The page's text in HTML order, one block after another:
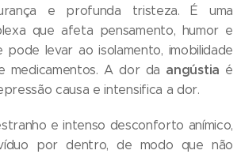
e profunda tristeza. É uma
que afeta pensamento, humor e
levar ao isolamento, imobilidade
medicamentos. A dor da angústia é
causa e intensifica a dor.
e intenso desconforto anímico,
por dentro, de modo que não